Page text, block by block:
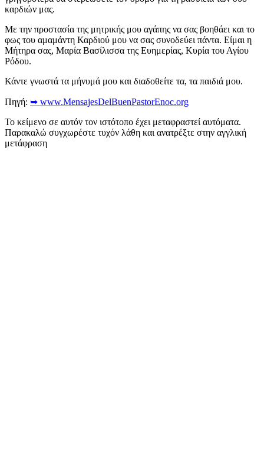
καρδιών μας.
Με την προστασία της μητρικής μου αγάπης να σας βοηθάει και το
φως του αμαμάντη Καρδιού μου να σας συνοδεύει πάντα. Είμαι η
Μήτηρα σας, Μαρία Βασίλισσα της Ευημερίας, Κυρία του Αγίου
Ρόδου.
Κάντε γνωστά τα μήνυμά μου και διαδοθείτε τα, τα παιδιά μου.
Πηγή: ➥ www.MensajesDelBuenPastorEnoc.org
Το κείμενο σε αυτόν τον ιστότοπο έχει μεταφραστεί αυτόματα.
Παρακαλώ συγχωρέστε τυχόν λάθη και ανατρέξτε στην αγγλική
μετάφραση